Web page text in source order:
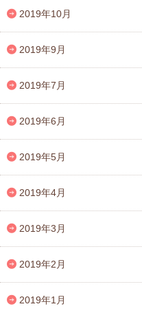
2019年10月
2019年9月
2019年7月
2019年6月
2019年5月
2019年4月
2019年3月
2019年2月
2019年1月